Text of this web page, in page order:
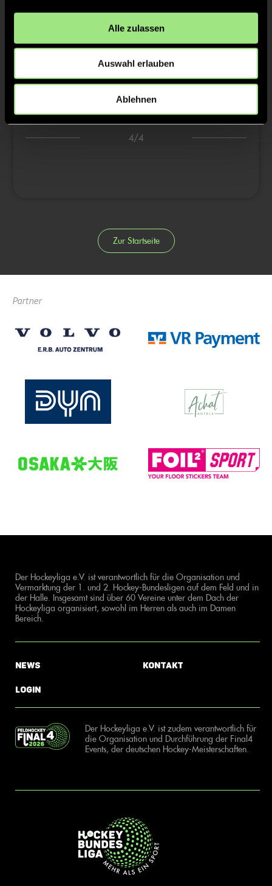
Alle zulassen
Auswahl erlauben
Ablehnen
2:0 16’
2:1 16’
3:1 17’
3:2 17’
3:3 18’
3/4
4/4
Zur Startseite
Partner
Der Hockeyliga e.V. ist verantwortlich für die Organisation und
Vermarktung der 1. und 2. Hockey-Bundesligen auf dem Feld und in
der Halle. Insgesamt sind über 60 Vereine unter dem Dach der
Hockeyliga organisiert, sowohl im Herren als auch im Damen
Bereich.
News
Login
Kontakt
Der Hockeyliga e.V. ist zudem verantwortlich für
die Organisation und Durchführung der Final4
Events, der deutschen Hockey-Meisterschaften.